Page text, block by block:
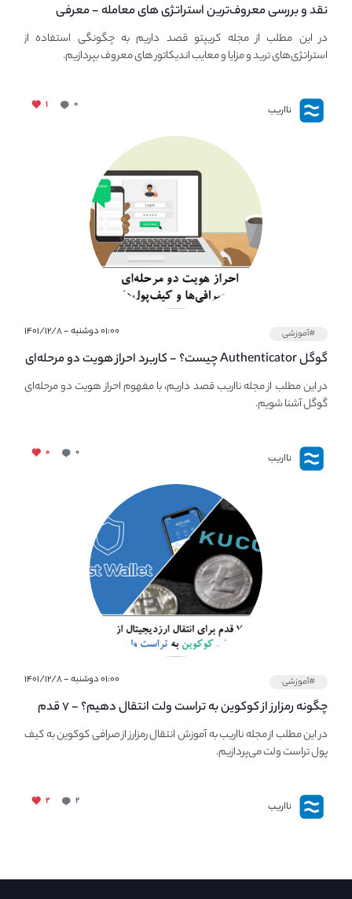
نقد و بررسی معروف‌ترین استراتژی های معامله - معرفی
استراتژی های مهم ترید در بازار کریپتو
در این مطلب از مجله کریپتو قصد داریم به چگونگی استفاده از
استراتژی‌های ترید و مزایا و معایب اندیکاتور های معروف بپردازیم.
نااریب ۰ ۱
#آموزشی ۰۱:۰۰ دوشنبه - ۱۴۰۱/۱۲/۸
گوگل Authenticator چیست؟ - کاربرد احراز هویت دو مرحله‌ای
در صرافی ها و کیف پول های کریپتو
در این مطلب از مجله نااریب قصد داریم، با مفهوم احراز هویت دو مرحله‌ای
گوگل آشنا شویم.
نااریب ۰ ۰
#آموزشی ۰۱:۰۰ دوشنبه - ۱۴۰۱/۱۲/۸
چگونه رمزارز از کوکوین به تراست ولت انتقال دهیم؟ - ۷ قدم
ساده برای انتقال ارزدیجیتال از صرافی Kucoin به Trust Wallet
در این مطلب از مجله نااریب به آموزش انتقال رمزارز از صرافی کوکوین به کیف
پول تراست ولت می‌پردازیم.
نااریب ۲ ۲